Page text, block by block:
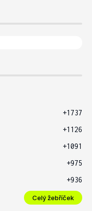
+1737
+1126
+1091
+975
+936
Celý žebříček